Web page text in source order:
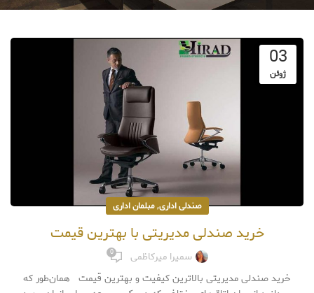
03
ژوئن
صندلی اداری,مبلمان اداری
خرید صندلی مدیریتی با بهترین قیمت
سمیرا میرکاظمی 0
خرید صندلی مدیریتی بالاترین کیفیت و بهترین قیمت همان‌طور که